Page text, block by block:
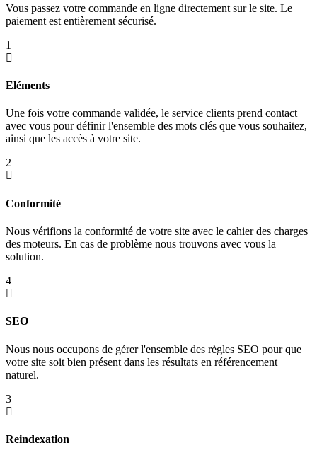
Vous passez votre commande en ligne directement sur le site. Le
paiement est entièrement sécurisé.
1
Eléments
Une fois votre commande validée, le service clients prend contact
avec vous pour définir l'ensemble des mots clés que vous souhaitez,
ainsi que les accès à votre site.
2
Conformité
Nous vérifions la conformité de votre site avec le cahier des charges
des moteurs. En cas de problème nous trouvons avec vous la
solution.
4
SEO
Nous nous occupons de gérer l'ensemble des règles SEO pour que
votre site soit bien présent dans les résultats en référencement
naturel.
3
Reindexation